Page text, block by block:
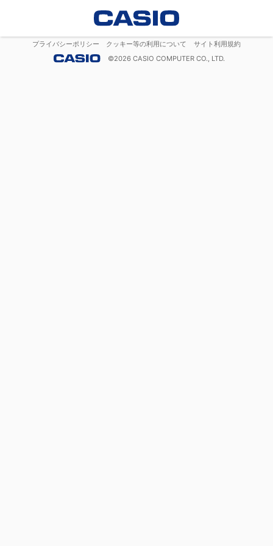
プライバシーポリシー クッキー等の利用について
サイト利用規約
©2026 CASIO COMPUTER CO., LTD.